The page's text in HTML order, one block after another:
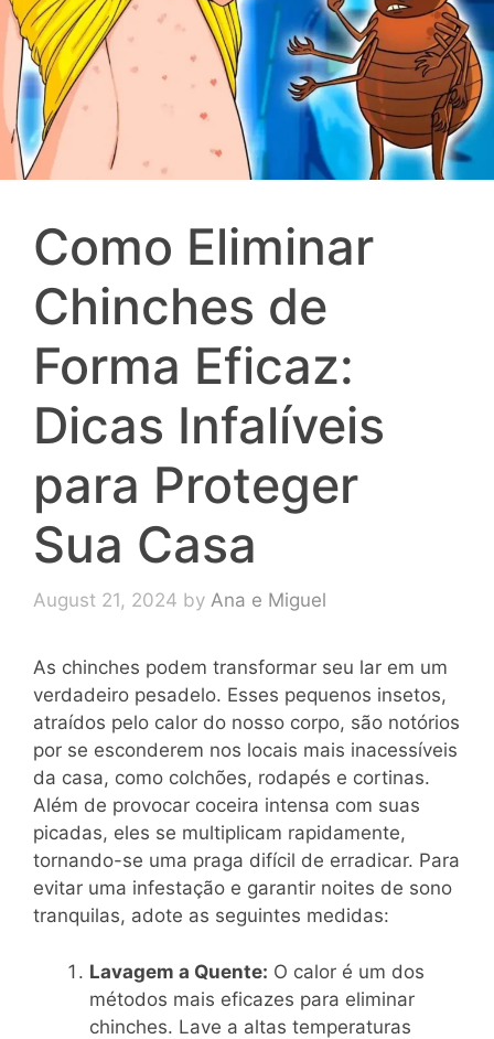
Como Eliminar
Chinches de
Forma Eficaz:
Dicas Infalíveis
para Proteger
Sua Casa
August 21, 2024 by Ana e Miguel
As chinches podem transformar seu lar em um
verdadeiro pesadelo. Esses pequenos insetos,
atraídos pelo calor do nosso corpo, são notórios
por se esconderem nos locais mais inacessíveis
da casa, como colchões, rodapés e cortinas.
Além de provocar coceira intensa com suas
picadas, eles se multiplicam rapidamente,
tornando-se uma praga difícil de erradicar. Para
evitar uma infestação e garantir noites de sono
tranquilas, adote as seguintes medidas:
Lavagem a Quente: O calor é um dos
métodos mais eficazes para eliminar
chinches. Lave a altas temperaturas